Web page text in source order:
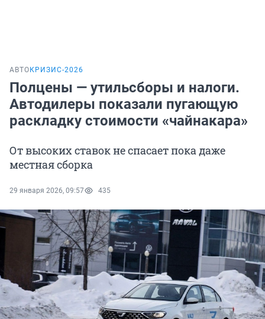
АВТО КРИЗИС-2026
Полцены — утильсборы и налоги.
Автодилеры показали пугающую
раскладку стоимости «чайнакара»
От высоких ставок не спасает пока даже
местная сборка
29 января 2026, 09:57 435